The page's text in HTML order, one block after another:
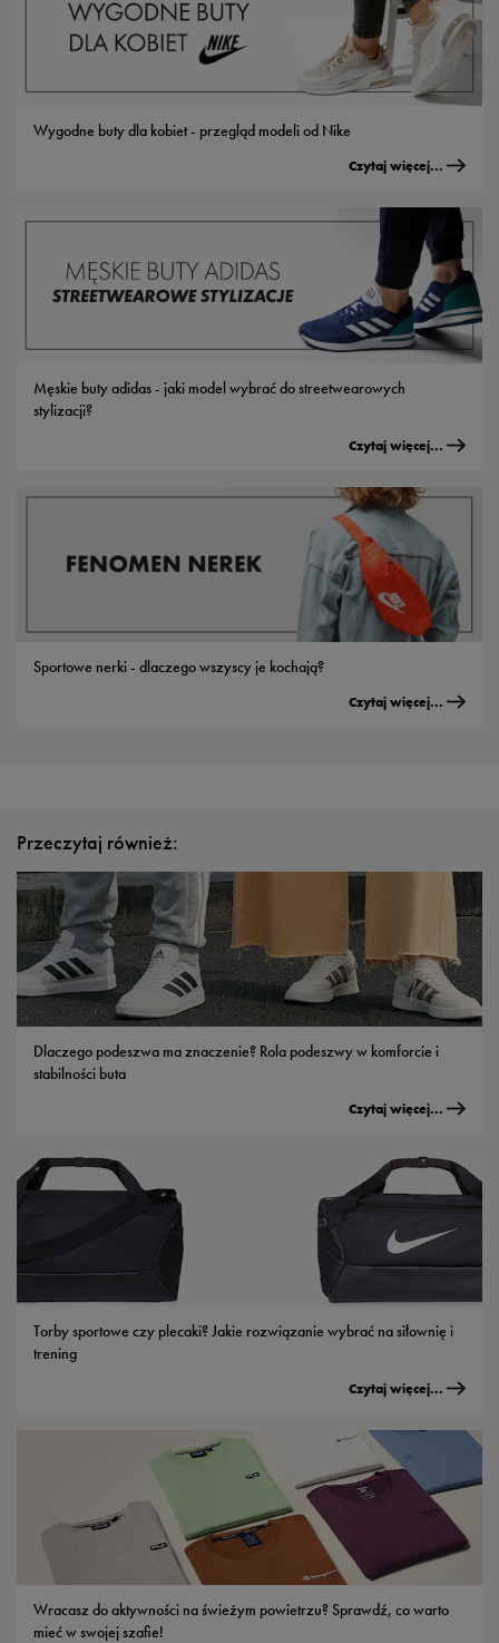
Wygodne buty dla kobiet - przegląd modeli od Nike
Czytaj więcej...
Męskie buty adidas - jaki model wybrać do streetwearowych
stylizacji?
Czytaj więcej...
Sportowe nerki - dlaczego wszyscy je kochają?
Czytaj więcej...
Przeczytaj również:
Dlaczego podeszwa ma znaczenie? Rola podeszwy w komforcie i
stabilności buta
Czytaj więcej...
Torby sportowe czy plecaki? Jakie rozwiązanie wybrać na siłownię i
trening
Czytaj więcej...
Wracasz do aktywności na świeżym powietrzu? Sprawdź, co warto
mieć w swojej szafie!